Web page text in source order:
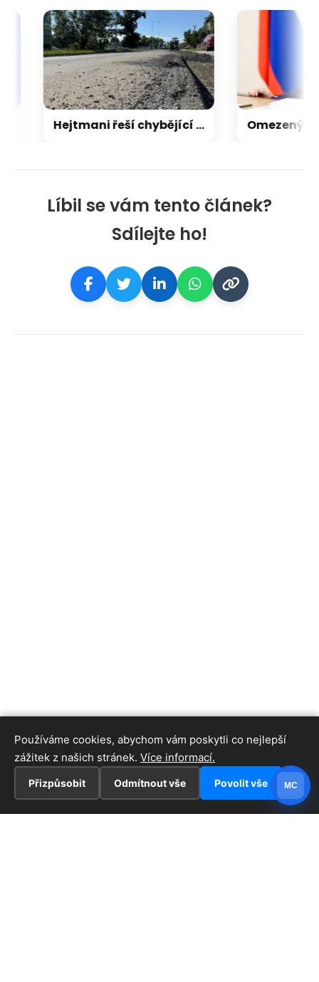
Líbil se vám tento článek?
Sdílejte ho!
Hejtmani řeší chybějící peníze na opravu silnic. Jsou nenárokové, namítá ministerstvo
Používáme cookies, abychom vám poskytli co nejlepší
zážitek z našich stránek. Více informací.
Přizpůsobit Odmítnout vše Povolit vše MC